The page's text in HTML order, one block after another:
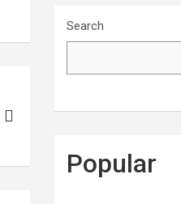
Search
Popular